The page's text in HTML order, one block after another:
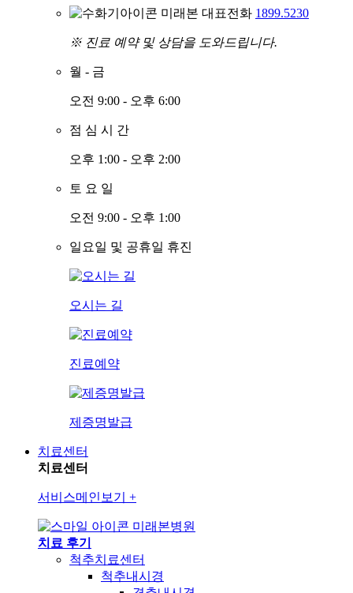
미래본 대표전화 1899.5230
※ 진료 예약 및 상담을 도와드립니다.
월 - 금
오전 9:00 - 오후 6:00
점 심 시 간
오후 1:00 - 오후 2:00
토 요 일
오전 9:00 - 오후 1:00
일요일 및 공휴일 휴진
오시는 길
진료예약
제증명발급
치료센터
치료센터
서비스메인보기 +
미래본병원
치료 후기
척추치료센터
척추내시경